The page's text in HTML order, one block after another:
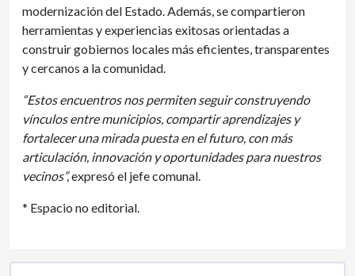
modernización del Estado. Además, se compartieron
herramientas y experiencias exitosas orientadas a
construir gobiernos locales más eficientes, transparentes
y cercanos a la comunidad.
“Estos encuentros nos permiten seguir construyendo
vínculos entre municipios, compartir aprendizajes y
fortalecer una mirada puesta en el futuro, con más
articulación, innovación y oportunidades para nuestros
vecinos”,expresó el jefe comunal.
* Espacio no editorial.